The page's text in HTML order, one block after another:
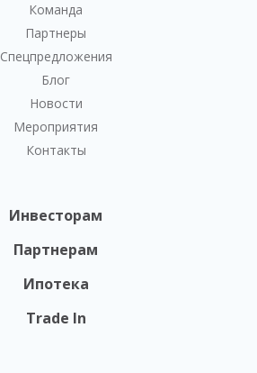
Команда
Партнеры
Спецпредложения
Блог
Новости
Мероприятия
Контакты
Инвесторам
Партнерам
Ипотека
Trade In